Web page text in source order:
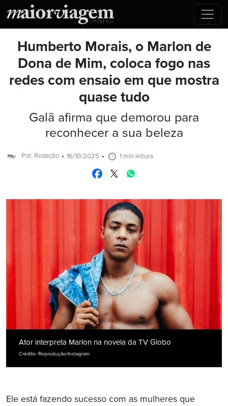
Humberto Morais, o Marlon de
Dona de Mim, coloca fogo nas
redes com ensaio em que mostra
quase tudo
Galã afirma que demorou para
reconhecer a sua beleza
Por: Redação 16/10/2025 1 min leitura
Ator interpreta Marlon na novela da TV Globo
Crédito: Reprodução/Instagram
Ele está fazendo sucesso com as mulheres que